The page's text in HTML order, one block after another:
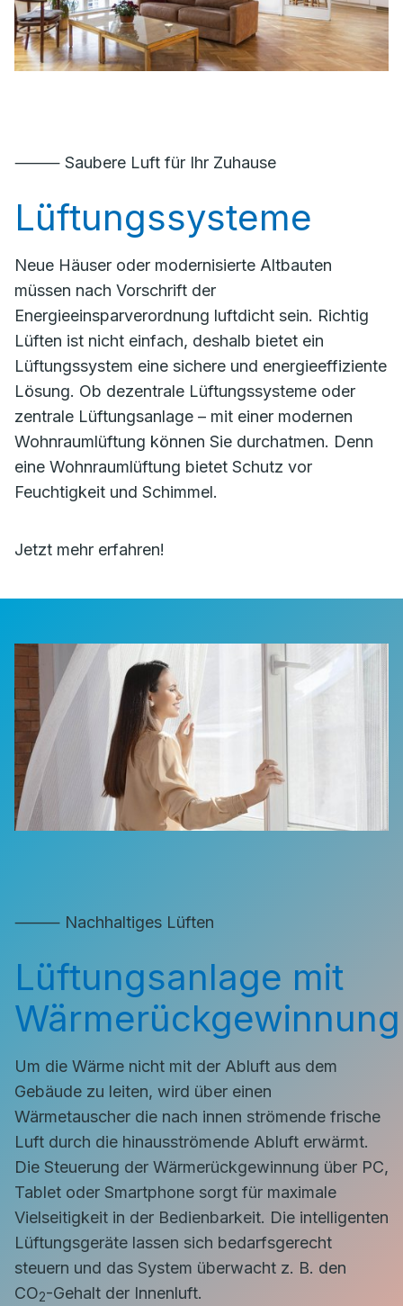
⸻ Saubere Luft für Ihr Zuhause
Lüftungssysteme
Neue Häuser oder modernisierte Altbauten
müssen nach Vorschrift der
Energieeinsparverordnung luftdicht sein. Richtig
Lüften ist nicht einfach, deshalb bietet ein
Lüftungssystem eine sichere und energieeffiziente
Lösung. Ob dezentrale Lüftungssysteme oder
zentrale Lüftungsanlage – mit einer modernen
Wohnraumlüftung können Sie durchatmen. Denn
eine Wohnraumlüftung bietet Schutz vor
Feuchtigkeit und Schimmel.
Jetzt mehr erfahren!
⸻ Nachhaltiges Lüften
Lüftungsanlage mit
Wärmerückgewinnung
Um die Wärme nicht mit der Abluft aus dem
Gebäude zu leiten, wird über einen
Wärmetauscher die nach innen strömende frische
Luft durch die hinausströmende Abluft erwärmt.
Die Steuerung der Wärmerückgewinnung über PC,
Tablet oder Smartphone sorgt für maximale
Vielseitigkeit in der Bedienbarkeit. Die intelligenten
Lüftungsgeräte lassen sich bedarfsgerecht
steuern und das System überwacht z. B. den
CO2-Gehalt der Innenluft.